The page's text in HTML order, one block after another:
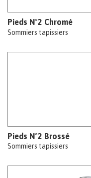
Pieds N°2 Chromé
Sommiers tapissiers
Pieds N°2 Brossé
Sommiers tapissiers